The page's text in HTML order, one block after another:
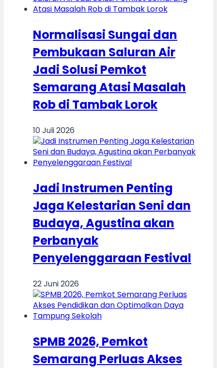
Normalisasi Sungai dan
Pembukaan Saluran Air
Jadi Solusi Pemkot
Semarang Atasi Masalah
Rob di Tambak Lorok
10 Juli 2026
Jadi Instrumen Penting
Jaga Kelestarian Seni dan
Budaya, Agustina akan
Perbanyak
Penyelenggaraan Festival
22 Juni 2026
SPMB 2026, Pemkot
Semarang Perluas Akses